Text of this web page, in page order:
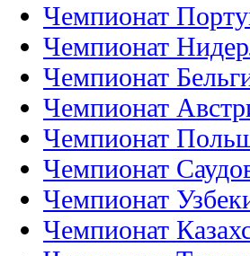
Чемпионат
Чемпионат
Чемпионат
Чемпионат
Чемпионат
Чемпионат
Чемпионат
Чемпионат